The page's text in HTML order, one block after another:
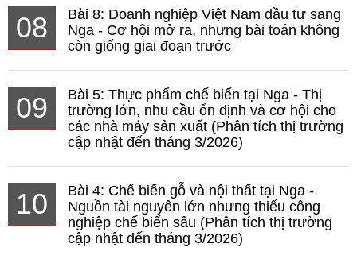
08
Bài 8: Doanh nghiệp Việt Nam đầu tư sang
Nga - Cơ hội mở ra, nhưng bài toán không
còn giống giai đoạn trước
09
Bài 5: Thực phẩm chế biến tại Nga - Thị
trường lớn, nhu cầu ổn định và cơ hội cho
các nhà máy sản xuất (Phân tích thị trường
cập nhật đến tháng 3/2026)
10
Bài 4: Chế biến gỗ và nội thất tại Nga -
Nguồn tài nguyên lớn nhưng thiếu công
nghiệp chế biến sâu (Phân tích thị trường
cập nhật đến tháng 3/2026)